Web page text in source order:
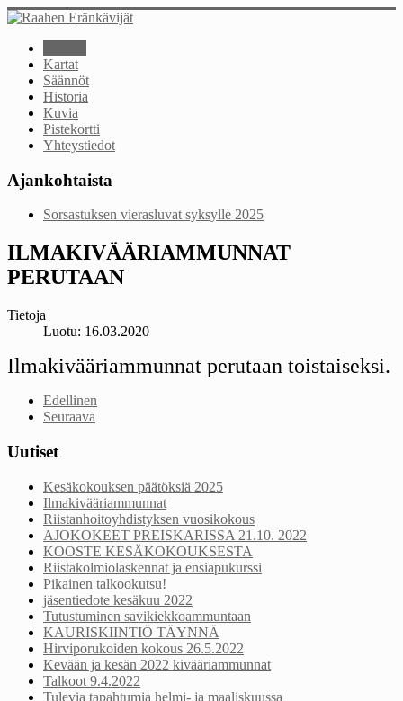
Kartat
Säännöt
Historia
Kuvia
Pistekortti
Yhteystiedot
Ajankohtaista
Sorsastuksen vierasluvat syksylle 2025
ILMAKIVÄÄRIAMMUNNAT
PERUTAAN
Tietoja
Luotu: 16.03.2020
Ilmakivääriammunnat perutaan toistaiseksi.
Edellinen
Seuraava
Uutiset
Kesäkokouksen päätöksiä 2025
Ilmakivääriammunnat
Riistanhoitoyhdistyksen vuosikokous
AJOKOKEET PREISKARISSA 21.10. 2022
KOOSTE KESÄKOKOUKSESTA
Riistakolmiolaskennat ja ensiapukurssi
Pikainen talkookutsu!
jäsentiedote kesäkuu 2022
Tutustuminen savikiekkoammuntaan
KAURISKIINTIÖ TÄYNNÄ
Hirviporukoiden kokous 26.5.2022
Kevään ja kesän 2022 kivääriammunnat
Talkoot 9.4.2022
Tulevia tapahtumia helmi- ja maaliskuussa